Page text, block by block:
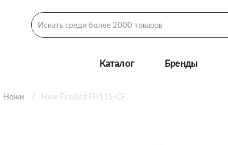
Каталог Бренды
Ножи Нож Firebird FH11S-CF